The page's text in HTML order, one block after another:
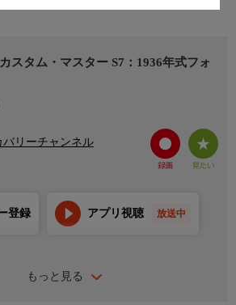
スタム・マスター S7：1936年式フォ
バリーチャンネル
もっと見る
登録 アプリ視聴 放送中